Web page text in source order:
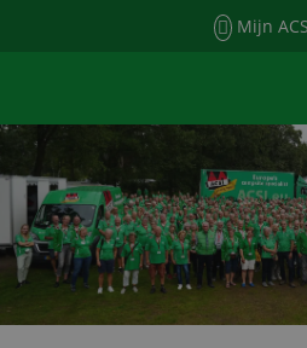
Mijn
MENU
HOME FÜR CAMPER
FÜR CAMPINGPLÄTZE